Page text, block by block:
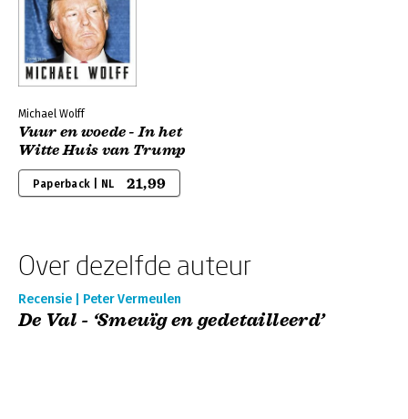
Michael Wolff
Vuur en woede - In het
Witte Huis van Trump
Paperback | NL 21,99
Over dezelfde auteur
Recensie | Peter Vermeulen
De Val - ‘Smeuïg en gedetailleerd’